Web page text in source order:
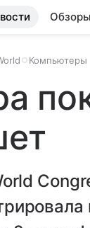
Обзоры
Компьютеры